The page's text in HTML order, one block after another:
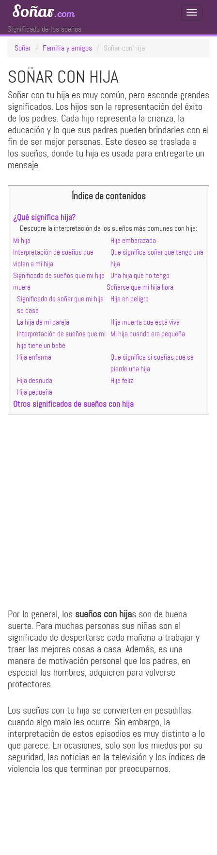
Toggle
Soñar.com
Significado de los sueños
Soñar
Familia y amigos Soñar con hija
SOÑAR CON HIJA
Soñar con tu hija es muy común, pero esconde grandes
significados. Los hijos son la representación del éxito
de los padres. Cada hijo representa la crianza, la
educación y lo que sus padres pueden brindarles con el
fin de ser mejor personas. Este deseo se traslada a
los sueños, donde tu hija es usada para entregarte un
mensaje.
Índice de contenidos
¿Qué significa hija?
Descubre la interpretación de los sueños más comunes con hija:
Mi hija
Hija embarazada
Interpretación de sueños que
violan a mi hija
Que significa soñar que tengo una
hija
Significado de sueños que mi hija
muere
Una hija que no tengo
Soñarse que mi hija llora
Significado de soñar que mi hija
se casa
Hija en peligro
La hija de mi pareja
Hija muerta que está viva
Interpretación de sueños que mi
hija tiene un bebé
Mi hija cuando era pequeña
Hija enferma
Que significa si sueñas que se
pierde una hija
Hija desnuda
Hija feliz
Hija pequeña
Otros significados de sueños con hija
Por lo general, los sueños con hijas son de buena
suerte. Para muchas personas sus niñas son el
significado de despertarse cada mañana a trabajar y
traer las mejores cosas a casa. Además, es una
manera de motivación personal que los padres, en
especial los hombres, adquieren para volverse
protectores.
Los sueños con tu hija se convierten en pesadillas
cuando algo malo les ocurre. Sin embargo, la
interpretación de estos episodios es muy distinto a lo
que parece. En ocasiones, solo son los miedos por su
seguridad, las noticias en la televisión y los índices de
violencia los que terminan por preocuparnos.